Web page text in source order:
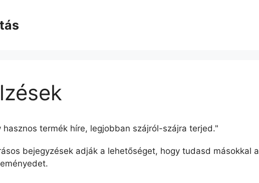
hasznos termék híre, legjobban szájról-szájra terjed."
bejegyzések adják a lehetőséget, hogy tudasd másokkal a